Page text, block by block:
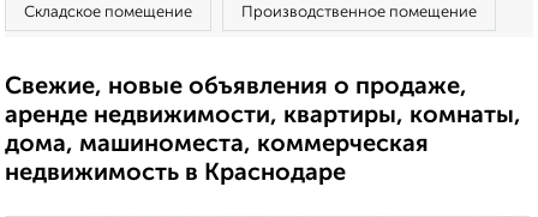
Складское помещение Производственное помещение
Свежие, новые объявления о продаже,
аренде недвижимости, квартиры, комнаты,
дома, машиноместа, коммерческая
недвижимость в Краснодаре